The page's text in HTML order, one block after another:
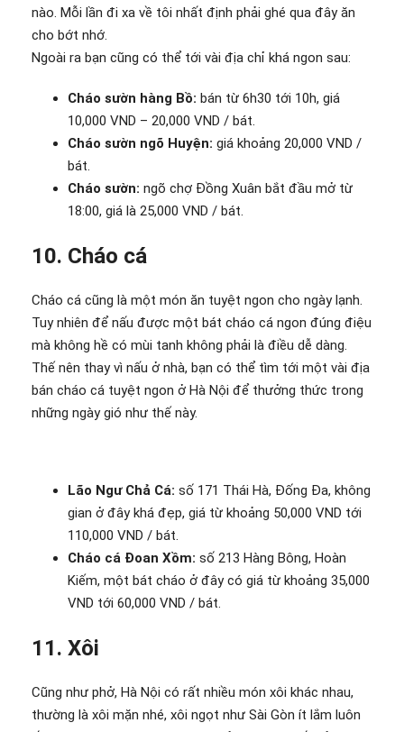
nào. Mỗi lần đi xa về tôi nhất định phải ghé qua đây ăn
cho bớt nhớ.
Ngoài ra bạn cũng có thể tới vài địa chỉ khá ngon sau:
Cháo sườn hàng Bồ: bán từ 6h30 tới 10h, giá
10,000 VND – 20,000 VND / bát.
Cháo sườn ngõ Huyện: giá khoảng 20,000 VND /
bát.
Cháo sườn: ngõ chợ Đồng Xuân bắt đầu mở từ
18:00, giá là 25,000 VND / bát.
10. Cháo cá
Cháo cá cũng là một món ăn tuyệt ngon cho ngày lạnh.
Tuy nhiên để nấu được một bát cháo cá ngon đúng điệu
mà không hề có mùi tanh không phải là điều dễ dàng.
Thế nên thay vì nấu ở nhà, bạn có thể tìm tới một vài địa
bán cháo cá tuyệt ngon ở Hà Nội để thưởng thức trong
những ngày gió như thế này.
Lão Ngư Chả Cá: số 171 Thái Hà, Đống Đa, không
gian ở đây khá đẹp, giá từ khoảng 50,000 VND tới
110,000 VND / bát.
Cháo cá Đoan Xồm: số 213 Hàng Bông, Hoàn
Kiếm, một bát cháo ở đây có giá từ khoảng 35,000
VND tới 60,000 VND / bát.
11. Xôi
Cũng như phở, Hà Nội có rất nhiều món xôi khác nhau,
thường là xôi mặn nhé, xôi ngọt như Sài Gòn ít lắm luôn